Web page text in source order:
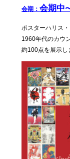
会期： 会期中
ポスターハリス
1960年代のカウ
約100点を展示し